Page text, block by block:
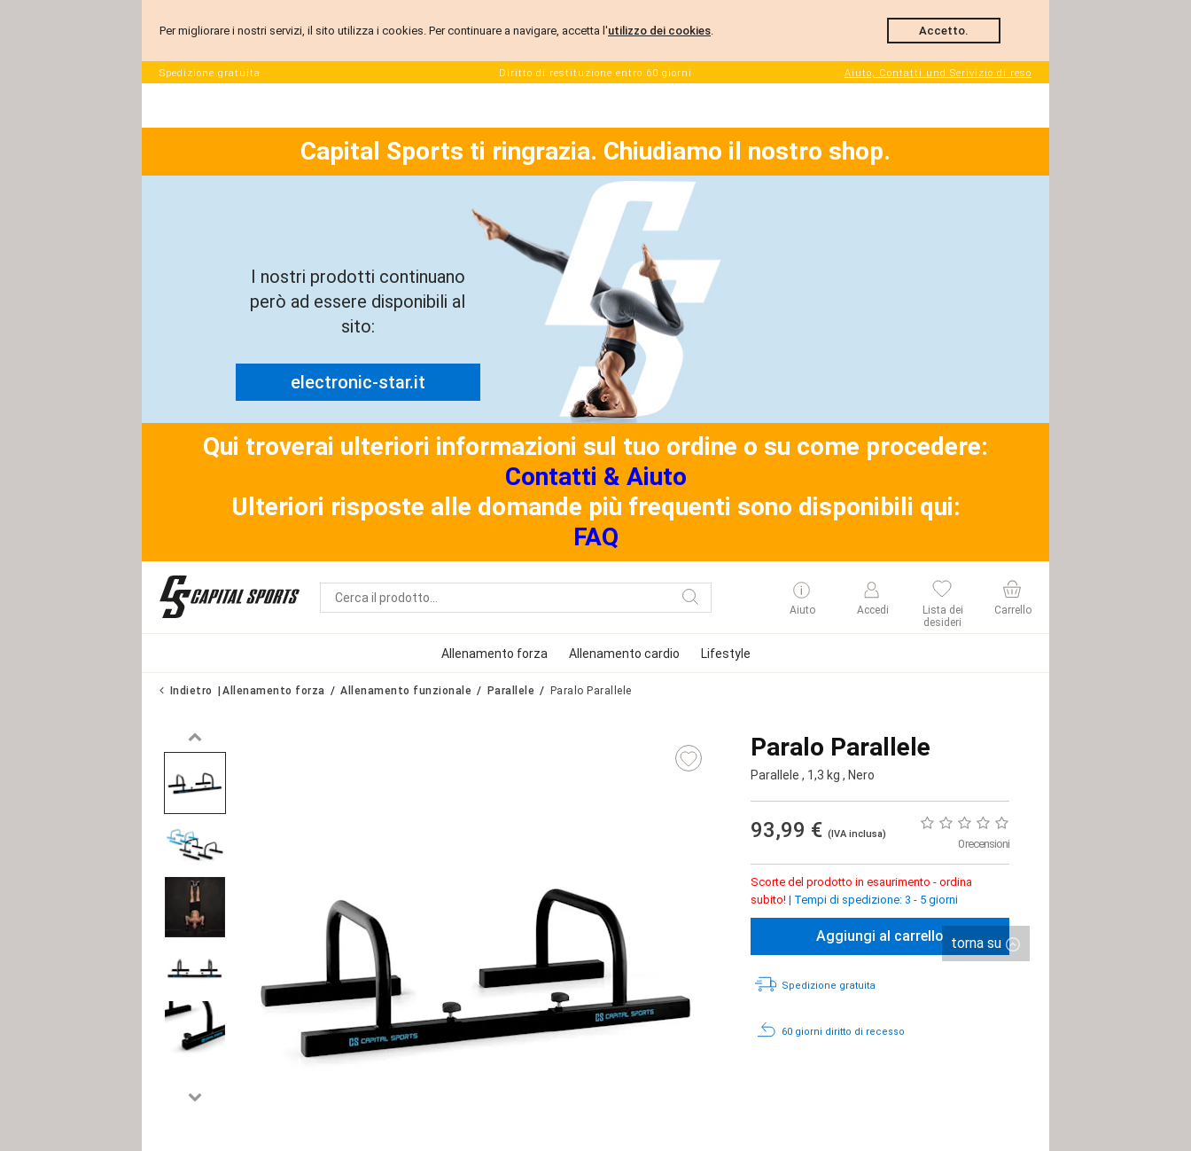
Capital Sports ti ringrazia. Chiudiamo il nostro shop.
I nostri prodotti continuano
però ad essere disponibili al
sito:
electronic-star.it
Qui troverai ulteriori informazioni sul tuo ordine o su come procedere:
Contatti & Aiuto
Ulteriori risposte alle domande più frequenti sono disponibili qui:
FAQ
Aiuto Accedi
Lista dei
desideri
Carrello
Allenamento forza Allenamento cardio Lifestyle
Indietro Allenamento forza Allenamento funzionale Parallele Paralo Parallele
Paralo Parallele
Parallele , 1,3 kg , Nero
93,99 € (IVA inclusa)
0 recensioni
Scorte del prodotto in esaurimento - ordina
subito! | Tempi di spedizione: 3 - 5 giorni
Aggiungi al carrello
Spedizione gratuita
60 giorni diritto di recesso
Spedizione gratuita Diritto di restituzione entro 60 giorni Aiuto, Contatti und Serivizio di reso
Per migliorare i nostri servizi, il sito utilizza i cookies. Per continuare a navigare, accetta l'utilizzo dei cookies. Accetto.
torna su